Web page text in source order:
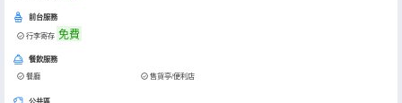
前台服務
行李寄存 免費
餐飲服務
餐廳 售貨亭/便利店
公共區